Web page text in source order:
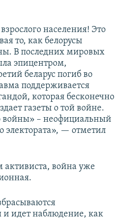
населения! Это
то, как белорусы
В последних мировых
эпицентром,
беларус погиб во
поддерживается
которая бесконечно
газеты о той войне.
войны» – неофициальный
электората», — отметил
активиста, война уже
и идет наблюдение, как